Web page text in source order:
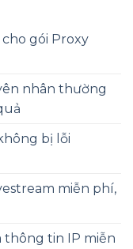
gói Proxy
nhân thường
bị lỗi
miễn phí,
thông tin IP miễn